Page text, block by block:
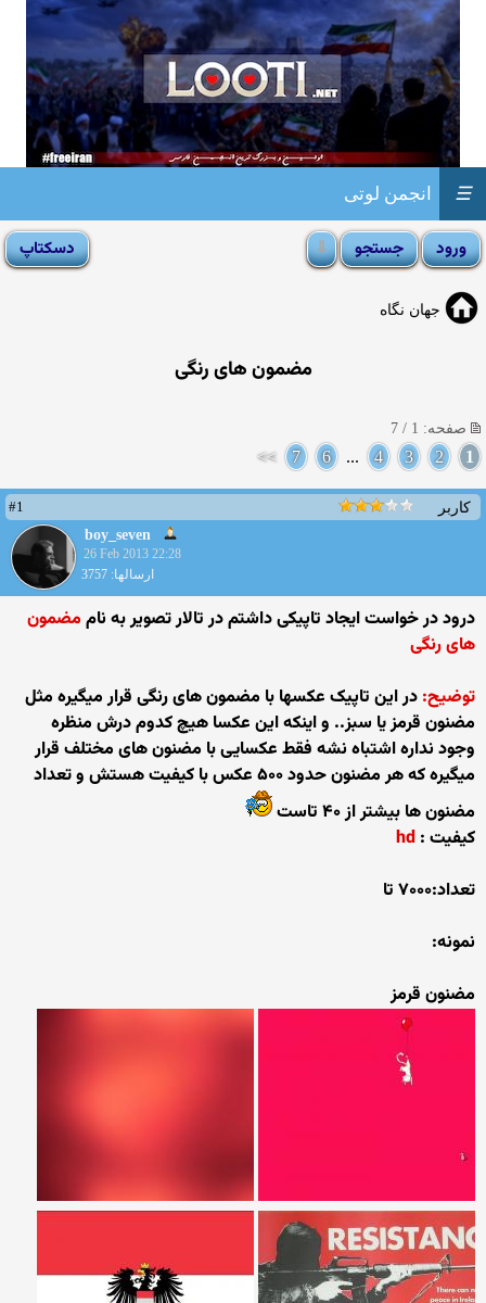
انجمن لوتی ☰
جهان نگاه
مضمون های رنگی
صفحه: 1 / 7
1
2
3
4
...
6
7
>>
کاربر
#1
boy_seven
26 Feb 2013 22:28
ارسالها: 3757
درود در خواست ایجاد تاپیکی داشتم در تالار تصویر به نام مضمون
های رنگی
توضیح: در این تاپیک عکسها با مضمون های رنگی قرار میگیره مثل
مضنون قرمز یا سبز.. و اینکه این عکسا هیچ کدوم درش منظره
وجود نداره اشتباه نشه فقط عکسایی با مضنون های مختلف قرار
میگیره که هر مضنون حدود ۵۰۰ عکس با کیفیت هستش و تعداد
مضنون ها بیشتر از ۴۰ تاست
کیفیت : hd
تعداد:۷۰۰۰ تا
نمونه:
مضنون قرمز